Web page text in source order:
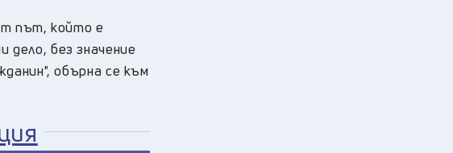
път, който е
без значение
обърна се към